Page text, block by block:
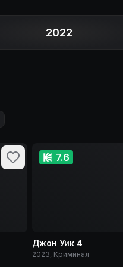
2022
7.6
Джон Уик 4
2023, Криминал